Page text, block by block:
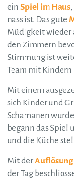
ein Spiel im Haus
nass ist. Das gute
Müdigkeit wieder
den Zimmern
Stimmung ist
Team mit Kindern
Mit einem
sich Kinder und
Schamanen
begann das Spiel
und die Küche
Mit derAuflösung
der Tag